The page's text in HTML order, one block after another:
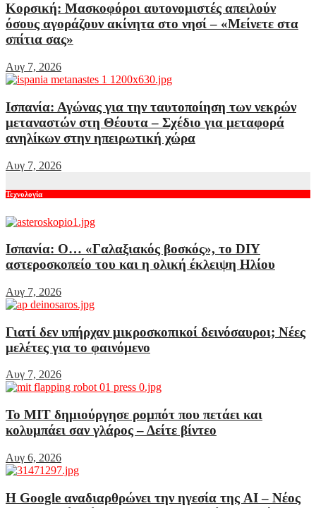
Κορσική: Μασκοφόροι αυτονομιστές απειλούν
όσους αγοράζουν ακίνητα στο νησί – «Μείνετε στα
σπίτια σας»
Αυγ 7, 2026
Ισπανία: Αγώνας για την ταυτοποίηση των νεκρών
μεταναστών στη Θέουτα – Σχέδιο για μεταφορά
ανηλίκων στην ηπειρωτική χώρα
Αυγ 7, 2026
Τεχνολογία
Ισπανία: Ο… «Γαλαξιακός βοσκός», το DIY
αστεροσκοπείο του και η ολική έκλειψη Ηλίου
Αυγ 7, 2026
Γιατί δεν υπήρχαν μικροσκοπικοί δεινόσαυροι; Νέες
μελέτες για το φαινόμενο
Αυγ 7, 2026
Το MIT δημιούργησε ρομπότ που πετάει και
κολυμπάει σαν γλάρος – Δείτε βίντεο
Αυγ 6, 2026
Η Google αναδιαρθρώνει την ηγεσία της AI – Νέος